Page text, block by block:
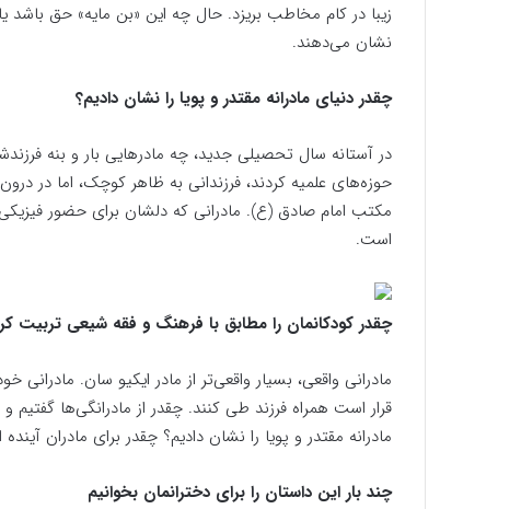
زیبا در کام مخاطب بریزد. حال چه این «بن مایه» حق
نشان می‌دهند.
چقدر دنیای مادرانه مقتدر و پویا را نشان دادیم؟
در آستانه سال تحصیلی جدید، چه مادرهایی بار و بنه
حوزه‌های علمیه کردند، فرزندانی به ظاهر کوچک، اما در
مکتب امام صادق (ع). مادرانی که دلشان برای حضور
است.
چقدر کودکانمان را مطابق با فرهنگ و فقه شیعی تربیت
مادرانی واقعی، بسیار واقعی‌تر از مادر ایکیو سان. مادرانی
قرار است همراه فرزند طی کنند. چقدر از مادرانگی‌ها گفتیم
مادرانه مقتدر و پویا را نشان دادیم؟ چقدر برای مادران
چند بار این داستان را برای دخترانمان بخوانیم